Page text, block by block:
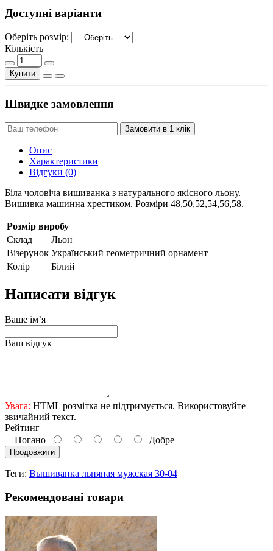
Доступні варіанти
Оберіть розмір:
Кількість
Купити
Швидке замовлення
Замовити в 1 клік
Опис
Характеристики
Відгуки (0)
Біла чоловіча вишиванка з натурального якісного льону.
Вишивка машинна хрестиком. Розміри 48,50,52,54,56,58.
Розмір виробу
Склад
Льон
Візерунок Український геометричний орнамент
Колір
Білий
Написати відгук
Ваше ім’я
Ваш відгук
Увага: HTML розмітка не підтримується. Використовуйте
звичайний текст.
Рейтинг
Погано
Добре
Продовжити
Теги: Вышиванка льняная мужская 30-04
Рекомендовані товари